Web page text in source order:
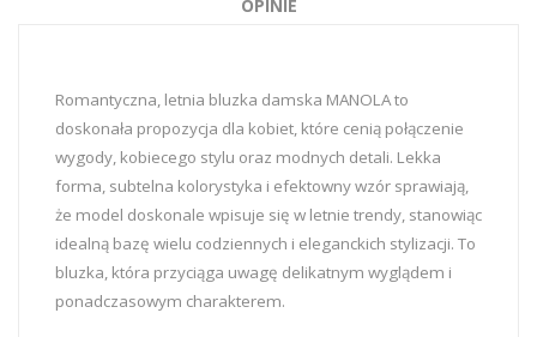
OPINIE
Romantyczna, letnia bluzka damska MANOLA to
doskonała propozycja dla kobiet, które cenią połączenie
wygody, kobiecego stylu oraz modnych detali. Lekka
forma, subtelna kolorystyka i efektowny wzór sprawiają,
że model doskonale wpisuje się w letnie trendy, stanowiąc
idealną bazę wielu codziennych i eleganckich stylizacji. To
bluzka, która przyciąga uwagę delikatnym wyglądem i
ponadczasowym charakterem.